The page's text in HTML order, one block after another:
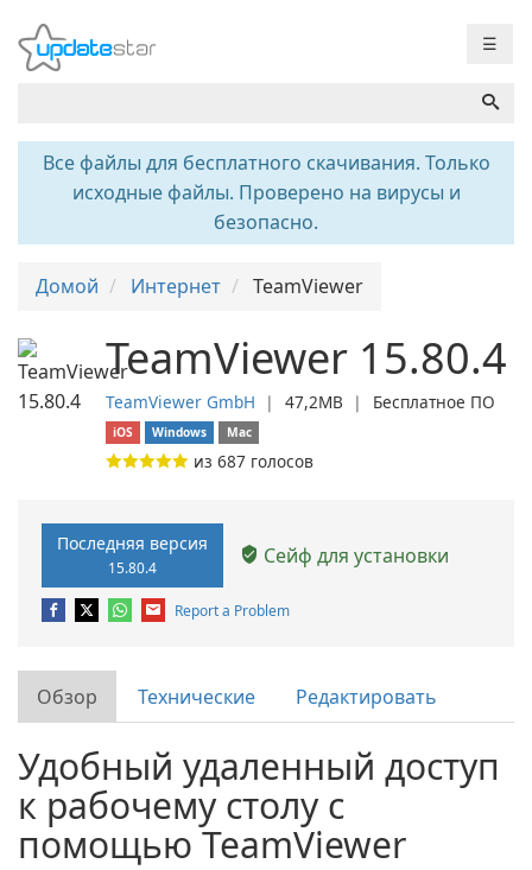
☰
Все файлы для бесплатного скачивания. Только
исходные файлы. Проверено на вирусы и
безопасно.
Домой Интернет TeamViewer
TeamViewer 15.80.4
TeamViewer GmbH ❘ 47,2MB ❘ Бесплатное ПО
iOS Windows Mac
из 687 голосов
Последняя версия
15.80.4 Сейф для установки
Report a Problem
Обзор Технические Редактировать
Удобный удаленный доступ
к рабочему столу с
помощью TeamViewer